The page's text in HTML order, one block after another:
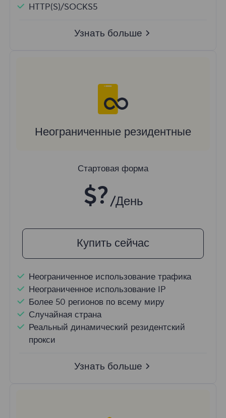
HTTP(S)/SOCKS5
Узнать больше
Неограниченные резидентные
Стартовая форма
$? /День
Купить сейчас
Неограниченное использование трафика
Неограниченное использование IP
Более 50 регионов по всему миру
Случайная страна
Реальный динамический резидентский
прокси
Узнать больше